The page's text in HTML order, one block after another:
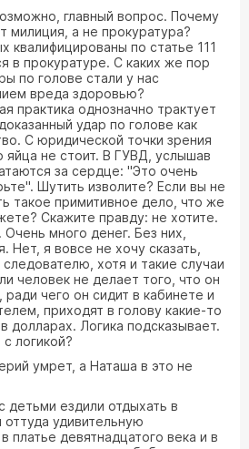
главный вопрос. Почему
милиция, а не прокуратура?
квалифицированы по статье 111
в прокуратуре. С каких же пор
по голове стали у нас
вреда здоровью?
практика однозначно трактует
удар по голове как
С юридической точки зрения
яйца не стоит. В ГУВД, услышав
за сердце: "Это очень
Шутить изволите? Если вы не
такое примитивное дело, что же
Скажите правду: не хотите.
много денег. Без них,
Нет, я вовсе не хочу сказать,
хотя и такие случаи
человек не делает того, что он
чего он сидит в кабинете и
приходят в голову какие-то
долларах. Логика подсказывает.
логикой?
умрет, а Наташа в это не
детьми ездили отдыхать в
удивительную
платье девятнадцатого века и в